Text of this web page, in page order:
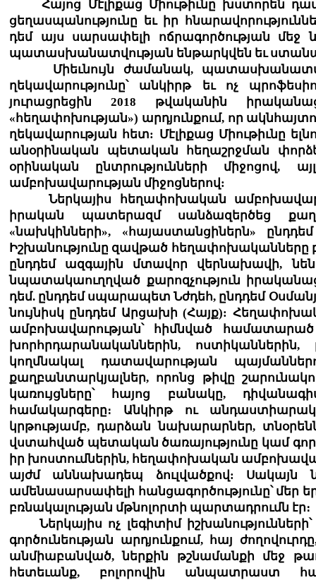
Հայոց Մէլիքաց Միութիւնը խստորեն
ցեղասպանությունը եւ իր
դեմ այս սարսափելի ոճրագործության
պատասխանատվության ենթարկվեն եւ
Միեւնույն ժամանակ,
ղեկավարությունը՝ անկիրթ եւ ոչ
յուրացրեցին 2018 թվականին
«հեղափոխության») արդյունքում, որ
ղեկավարության հետ: Մէլիքաց Միութիւնը
անօրինական պետական հեղաշրջման
օրինական ընտրությունների
ամբոխավարության միջոցներով:
Ներկայիս հեղափոխական
իրական պատերազմ սանձազերծեց
«նախկինների», «հայաստանցիներն»
Իշխանությունը զավթած հեղափոխականները
ընդդեմ ազգային մտավոր վերնախավի,
նպատակաուղղված քարոզչություն
դեմ. ընդդեմ սպարապետ Նժդեհ, ընդդեմ
նույնիսկ ընդդեմ Արցախի (Հայք):
ամբոխավարության՝ հիմնված համատարած
խորհրդարանականներին,
կողմնակալ դատավարության
քաղբանտարկյալներ, որոնց թիվը
կառույցները՝ հայոց բանակը,
համակարգերը։ Անկիրթ ու
կրթությամբ, դարձան նախարարներ,
վստահված պետական ծառայությունը կամ
իր խոստումներին, հեղափոխական
այժմ աննախադեպ ձուլվածքով: Սակայն
ամենասարսափելի հանցագործությունը՝
բռնակալության մթնոլորտի պարտադրումն էր։
Ներկայիս ոչ լեգիտիմ իշխանությունների՝
գործունեության արդյունքում, հայ
անմիաբանված, ներքին թշնամանքի մեջ
հետեւանք, բոլորովին անպատրաստ